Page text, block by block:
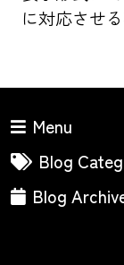
に対応させ
Menu
Blog
Blog